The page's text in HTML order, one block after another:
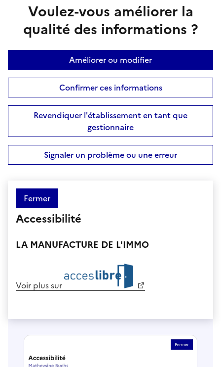
Voulez-vous améliorer la
qualité des informations ?
Améliorer ou modifier
Confirmer ces informations
Revendiquer l'établissement en tant que
gestionnaire
Signaler un problème ou une erreur
Fermer
Accessibilité
LA MANUFACTURE DE L'IMMO
Voir plus sur